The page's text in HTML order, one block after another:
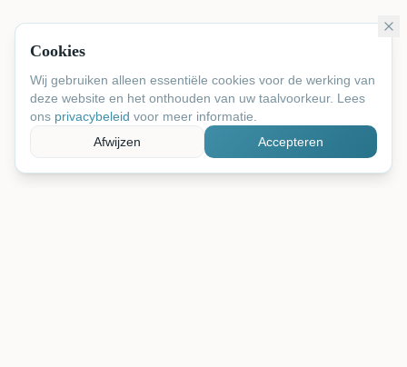
Cookies
Wij gebruiken alleen essentiële cookies voor de werking van
deze website en het onthouden van uw taalvoorkeur. Lees
ons privacybeleid voor meer informatie.
Afwijzen
Accepteren